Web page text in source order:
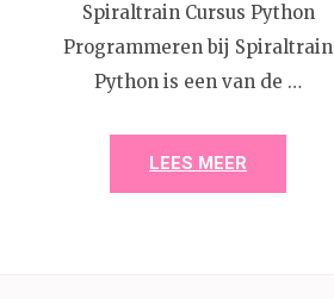
Spiraltrain Cursus Python
Programmeren bij Spiraltrain
Python is een van de …
LEES MEER